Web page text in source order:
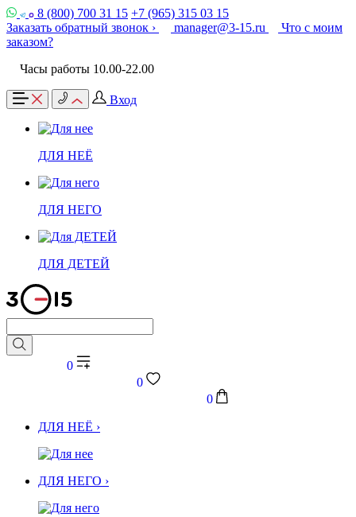
8 (800) 700 31 15 +7 (965) 315 03 15
Заказать обратный звонок ›
manager@3-15.ru
Что с моим
заказом?
Часы работы 10.00-22.00
Вход
ДЛЯ НЕЁ
ДЛЯ НЕГО
ДЛЯ ДЕТЕЙ
0
0
0
ДЛЯ НЕЁ ›
ДЛЯ НЕГО ›